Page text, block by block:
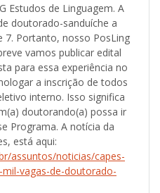
Estudos de Linguagem. A
doutorado-sanduíche a
7. Portanto, nosso PosLing
vamos publicar edital
para essa experiência no
a inscrição de todos
interno. Isso significa
doutorando(a) possa ir
Programa. A notícia da
está aqui:
assuntos/noticias/capes-
vagas-de-doutorado-